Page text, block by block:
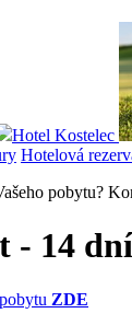
Hotel Kostelec
Hotelová
pobytu?
- 14 dní
ZDE